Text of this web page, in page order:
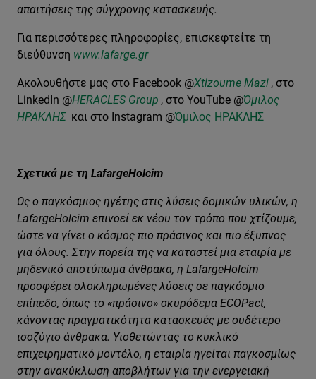
απαιτήσεις της σύγχρονης κατασκευής.
Για περισσότερες πληροφορίες, επισκεφτείτε τη
διεύθυνση www.lafarge.gr
Ακολουθήστε μας στο Facebook @Xtizoume Mazi , στο
LinkedIn @HERACLES Group , στο YouTube @Όμιλος
ΗΡΑΚΛΗΣ και στο Instagram @Όμιλος ΗΡΑΚΛΗΣ
Σχετικά με τη LafargeHolcim
Ως ο παγκόσμιος ηγέτης στις λύσεις δομικών υλικών, η
LafargeHolcim επινοεί εκ νέου τον τρόπο που χτίζουμε,
ώστε να γίνει ο κόσμος πιο πράσινος και πιο έξυπνος
για όλους. Στην πορεία της να καταστεί μια εταιρία με
μηδενικό αποτύπωμα άνθρακα, η LafargeHolcim
προσφέρει ολοκληρωμένες λύσεις σε παγκόσμιο
επίπεδο, όπως το «πράσινο» σκυρόδεμα ECOPact,
κάνοντας πραγματικότητα κατασκευές με ουδέτερο
ισοζύγιο άνθρακα. Υιοθετώντας το κυκλικό
επιχειρηματικό μοντέλο, η εταιρία ηγείται παγκοσμίως
στην ανακύκλωση αποβλήτων για την ενεργειακή